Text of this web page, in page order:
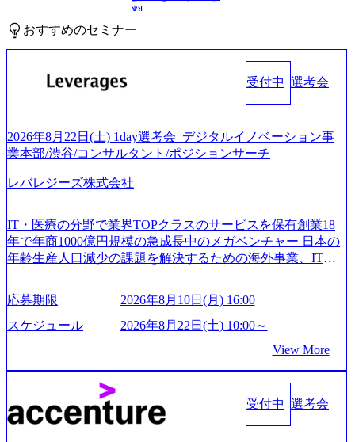
料
おすすめのセミナー
受付中 選考会
2026年8月22日(土) 1day選考会_デジタルイノベーション事
業本部/渋谷/コンサルタント/ポジションサーチ
レバレジーズ株式会社
IT・医療の分野で業界TOPクラスのサービスを保有創業18
年で年商1000億円規模の急成長中のメガベンチャー 日本の
年齢生産人口減少の課題を解決するための海外事業、IT事
以上の事業を展開する オールインハウスの組織体制をとっ
ており社内で新しい事業開発などの人員調達できる 独立資
本経営をとっており、事業創造の自由度が高い https://storag
s/20240925162633_7242d0de-3e54-4f03-b076-00318d5c0dff_120
0x644.webp レバレジーズ株式会社 会社説明資料 (https://spea
kerdeck.com/leverages/leverages-hui-she-shao-jie-zi-liao-zhong-tu-
cai-yong-xiang-ke) 「働く人」「事業・サービス」「カルチャ
ー」など、レバレジーズのリアルを取り上げています！ (htt
応募期限
2026年8月10日(月) 16:00
スケジュール
2026年8月22日(土) 10:00～
View More
受付中 選考会